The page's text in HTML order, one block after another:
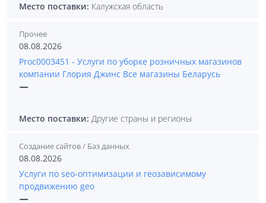
Место поставки: Калужская область
Прочее
08.08.2026
Proc0003451 - Услуги по уборке розничных магазинов
компании Глория Джинс Все магазины Беларусь
—
Место поставки: Другие страны и регионы
Создание сайтов / Баз данных
08.08.2026
Услуги по seo‑оптимизации и геозависимому
продвижению geo
—